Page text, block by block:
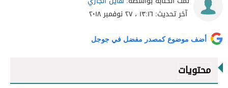
آخر تحديث: ١٣:١٦ ، ٢٧ نوفمبر ٢٠١٨
أضف موضوع كمصدر مفضل في جوجل
محتويات